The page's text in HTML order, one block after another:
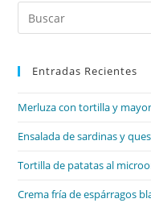
Entradas Recientes
Merluza con tortilla y
Ensalada de sardinas y
Tortilla de patatas al
Crema fría de espárragos